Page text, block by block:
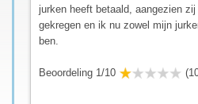
jurken heeft betaald, aangezien
gekregen en ik nu zowel mijn
ben.
Beoordeling 1/10